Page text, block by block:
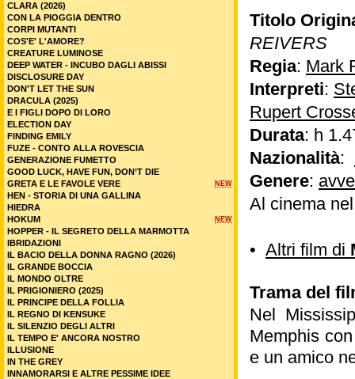
Titolo
REIVERS
Regia: Mark
Interpreti:
Rupert
Durata: h
Nazionalità:
Genere:
Al cinema
• Altri film di
Trama del
Nel
Memphis
e un amico
CLARA (2026)
CON LA PIOGGIA DENTRO
CORPI MUTANTI
COS'E' L'AMORE?
CREATURE LUMINOSE
DEEP WATER - INCUBO DAGLI ABISSI
DISCLOSURE DAY
DON'T LET THE SUN
DRACULA (2025)
E I FIGLI DOPO DI LORO
ELECTION DAY
FINDING EMILY
FUZE - CONTO ALLA ROVESCIA
GENERAZIONE FUMETTO
GOOD LUCK, HAVE FUN, DON’T DIE
NEW
GRETA E LE FAVOLE VERE
HEN - STORIA DI UNA GALLINA
HIEDRA
NEW
HOKUM
HOPPER - IL SEGRETO DELLA MARMOTTA
IBRIDAZIONI
IL BACIO DELLA DONNA RAGNO (2026)
IL GRANDE BOCCIA
IL MONDO OLTRE
IL PRIGIONIERO (2025)
IL PRINCIPE DELLA FOLLIA
IL REGNO DI KENSUKE
IL SILENZIO DEGLI ALTRI
IL TEMPO E' ANCORA NOSTRO
ILLUSIONE
IN THE GREY
INNAMORARSI E ALTRE PESSIME IDEE